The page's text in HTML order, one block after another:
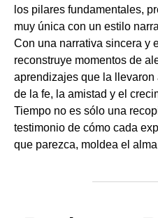
los pilares fundamentales,
muy única con un estilo
Con una narrativa sincera y
reconstruye momentos de
aprendizajes que la
de la fe, la amistad y el
Tiempo no es sólo una
testimonio de cómo cada
que parezca, moldea el